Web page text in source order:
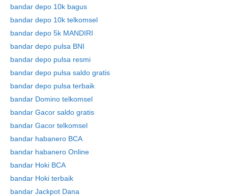
bandar depo 10k bagus
bandar depo 10k telkomsel
bandar depo 5k MANDIRI
bandar depo pulsa BNI
bandar depo pulsa resmi
bandar depo pulsa saldo gratis
bandar depo pulsa terbaik
bandar Domino telkomsel
bandar Gacor saldo gratis
bandar Gacor telkomsel
bandar habanero BCA
bandar habanero Online
bandar Hoki BCA
bandar Hoki terbaik
bandar Jackpot Dana